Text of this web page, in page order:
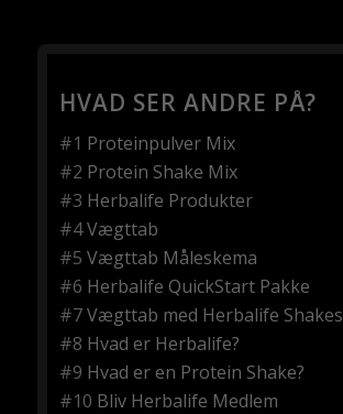
HVAD SER ANDRE PÅ?
#1 Proteinpulver Mix
#2 Protein Shake Mix
#3 Herbalife Produkter
#4Vægttab
#5Vægttab Måleskema
#6 Herbalife QuickStart Pakke
#7Vægttab med Herbalife Shakes
#8 Hvad er Herbalife?
#9 Hvad er en Protein Shake?
#10 Bliv Herbalife Medlem